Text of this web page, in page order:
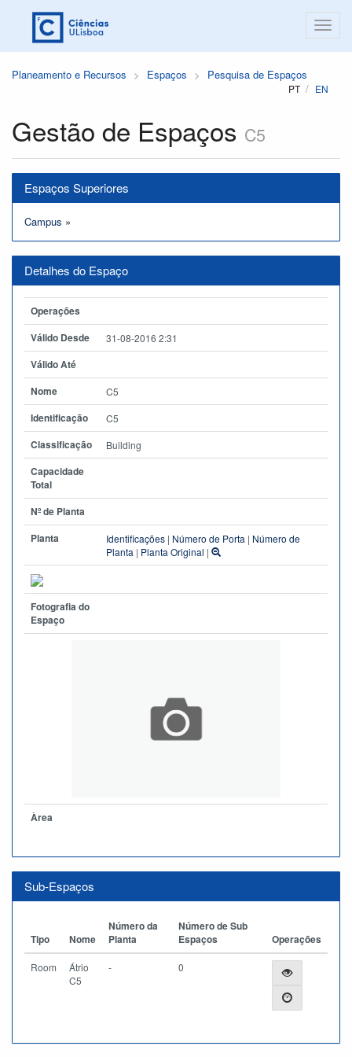
Planeamento e Recursos Espaços Pesquisa de Espaços
PT EN
Gestão de Espaços C5
Espaços Superiores
Campus »
Detalhes do Espaço
Operações
Válido Desde
31-08-2016 2:31
Válido Até
Nome
C5
Identificação C5
Classificação Building
Capacidade
Total
Nº de Planta
Planta
Identificações | Número de Porta | Número de
Planta | Planta Original |
Fotografia do
Espaço
Àrea
Sub-Espaços
Tipo Nome
Número da
Planta
Número de Sub
Espaços
Operações
Room
Átrio
C5
- 0